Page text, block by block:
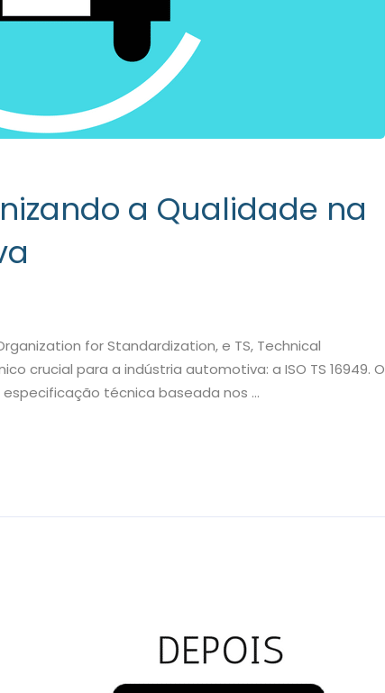
a Qualidade na
for Standardization, e TS, Technical
crucial para a indústria automotiva: a ISO TS 16949. O
especificação técnica baseada nos …